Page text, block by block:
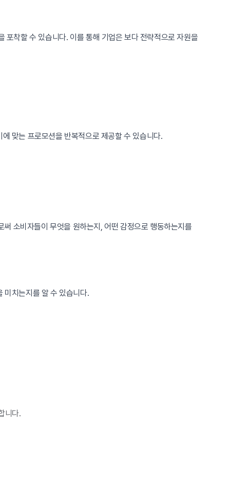
포착할 수 있습니다. 이를 통해 기업은 보다 전략적으로 자원을
맞는 프로모션을 반복적으로 제공할 수 있습니다.
소비자들이 무엇을 원하는지, 어떤 감정으로 행동하는지를
미치는지를 알 수 있습니다.
니다.